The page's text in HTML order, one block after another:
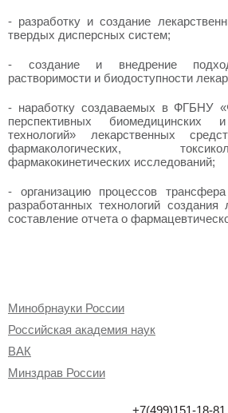
- разработку и создание
твердых дисперсных систем;
- создание и внедрение
растворимости и биодоступности
- наработку создаваемых в ФГБНУ
перспективных биомедицинских
технологий» лекарственных
фармакологических,
фармакокинетических исследований;
- организацию процессов
разработанных технологий
составление отчета о
Минобрнауки России
Российская академия наук
ВАК
Минздрав России
+7(499)151-18-81